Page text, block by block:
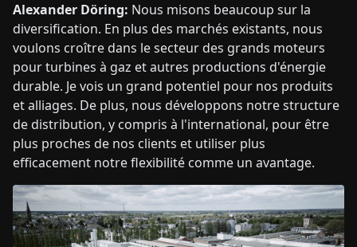
Alexander Döring: Nous misons beaucoup sur la
diversification. En plus des marchés existants, nous
voulons croître dans le secteur des grands moteurs
pour turbines à gaz et autres productions d'énergie
durable. Je vois un grand potentiel pour nos produits
et alliages. De plus, nous développons notre structure
de distribution, y compris à l'international, pour être
plus proches de nos clients et utiliser plus
efficacement notre flexibilité comme un avantage.